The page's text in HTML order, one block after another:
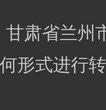
甘肃省兰州
形式进行